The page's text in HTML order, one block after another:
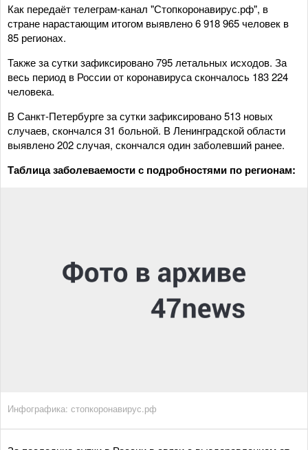
Как передаёт телеграм-канал "Стопкоронавирус.рф", в
стране нарастающим итогом выявлено 6 918 965 человек в
85 регионах.
Также за сутки зафиксировано 795 летальных исходов. За
весь период в России от коронавируса скончалось 183 224
человека.
В Санкт-Петербурге за сутки зафиксировано 513 новых
случаев, скончался 31 больной. В Ленинградской области
выявлено 202 случая, скончался один заболевший ранее.
Таблица заболеваемости с подробностями по регионам:
Инфографика: стопкоронавирус.рф